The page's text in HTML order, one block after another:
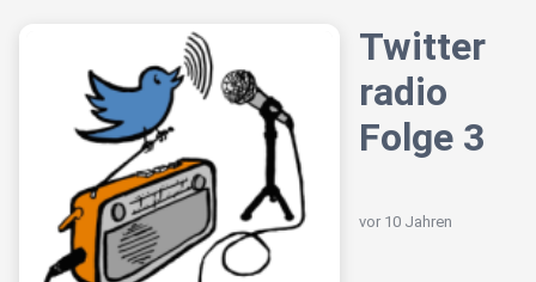
Twitter
radio
Folge 3
vor 10 Jahren